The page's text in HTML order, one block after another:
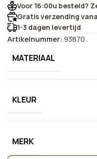
Voor 16:00u besteld?
Gratis verzending
1-3 dagen levertijd
Artikelnummer: 93870
MATERIAAL
KLEUR
MERK